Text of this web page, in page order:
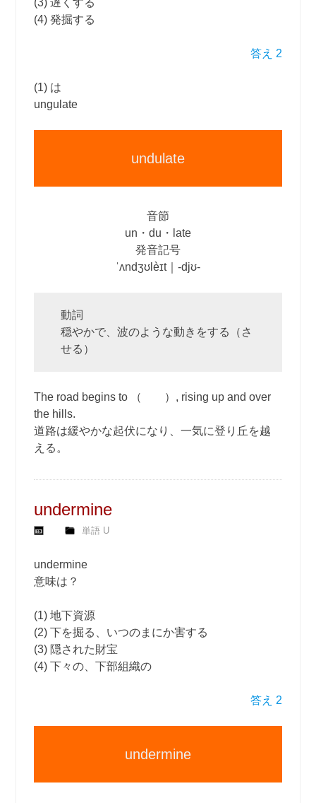
(3) 遅くする
(4) 発掘する
答え 2
(1) は
ungulate
undulate
音節
un・du・late
発音記号
ˈʌndʒʊlèɪt｜‐djʊ‐
動詞
穏やかで、波のような動きをする（さ
せる）
The road begins to （ ）, rising up and over
the hills.
道路は緩やかな起伏になり、一気に登り丘を越
える。
undermine
単語 U
undermine
意味は？
(1) 地下資源
(2) 下を掘る、いつのまにか害する
(3) 隠された財宝
(4) 下々の、下部組織の
答え 2
undermine